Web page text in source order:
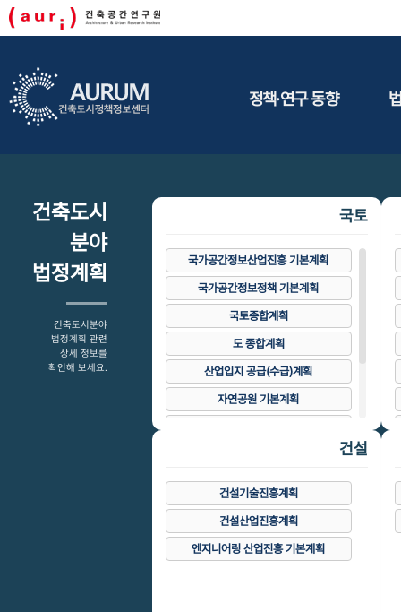
정책·연구 동향
연구동향
건축도시
분야
법정계획
건축도시분야
법정계획 관련
상세 정보를
확인해 보세요.
국토
국가공간정보산업진흥 기본계획
국가공간정보정책 기본계획
국토종합계획
도 종합계획
산업입지 공급(수급)계획
자연공원 기본계획
지역발전 5개년계획
건설
건설기술진흥계획
건설산업진흥계획
엔지니어링 산업진흥 기본계획